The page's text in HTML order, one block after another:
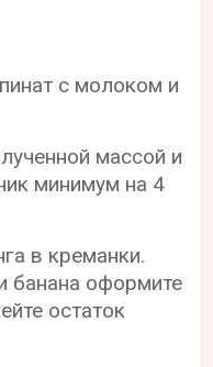
с молоком и
массой и
минимум на 4
в креманки.
банана оформите
остаток